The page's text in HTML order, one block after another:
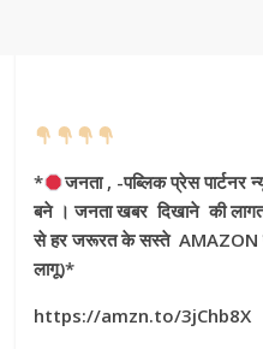
*
जनता , -पब्लिक प्रेस पार्टनर
बने । जनता खबर दिखाने की
से हर जरूरत के सस्ते AMAZON
लागू)*
https://amzn.to/3jChb8X